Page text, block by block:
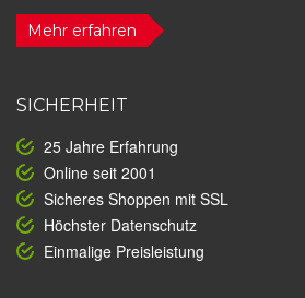
Mehr erfahren
SICHERHEIT
25 Jahre Erfahrung
Online seit 2001
Sicheres Shoppen mit SSL
Höchster Datenschutz
Einmalige Preisleistung